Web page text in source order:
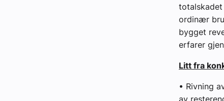
totalskadet
ordinær
bygget
erfarer
Litt fra
• Rivning